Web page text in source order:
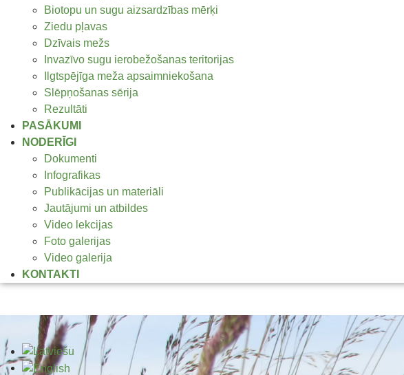
Biotopu un sugu aizsardzības mērķi
Ziedu pļavas
Dzīvais mežs
Invazīvo sugu ierobežošanas teritorijas
Ilgtspējīga meža apsaimniekošana
Slēpņošanas sērija
Rezultāti
PASĀKUMI
NODERĪGI
Dokumenti
Infografikas
Publikācijas un materiāli
Jautājumi un atbildes
Video lekcijas
Foto galerijas
Video galerija
KONTAKTI